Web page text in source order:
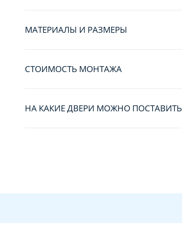
МАТЕРИАЛЫ И РАЗМЕРЫ
СТОИМОСТЬ МОНТАЖА
НА КАКИЕ ДВЕРИ МОЖНО ПОСТАВИТЬ